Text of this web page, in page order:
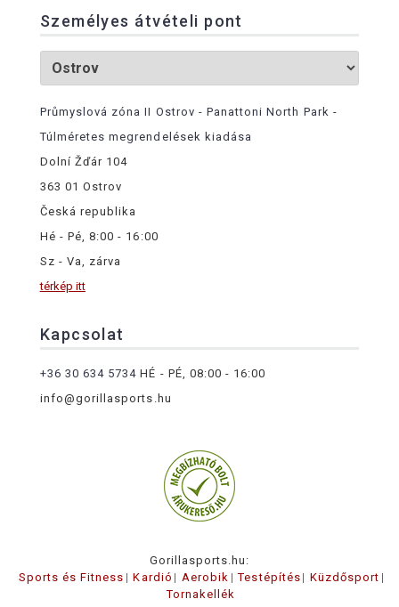
Személyes átvételi pont
Průmyslová zóna II Ostrov - Panattoni North Park -
Túlméretes megrendelések kiadása
Dolní Žďár 104
363 01 Ostrov
Česká republika
Hé - Pé, 8:00 - 16:00
Sz - Va, zárva
térkép itt
Kapcsolat
+36 30 634 5734 HÉ - PÉ, 08:00 - 16:00
info@gorillasports.hu
Gorillasports.hu:
Sports és Fitness
Kardió Aerobik Testépítés
Küzdősport
Tornakellék